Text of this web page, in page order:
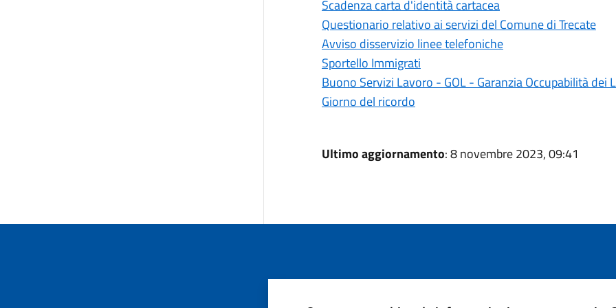
Scadenza carta d'identità cartacea
Questionario relativo ai servizi del Comune di Trecate
Avviso disservizio linee telefoniche
Sportello Immigrati
Buono Servizi Lavoro - GOL - Garanzia Occupabilità dei
Giorno del ricordo
Ultimo aggiornamento: 8 novembre 2023, 09:41